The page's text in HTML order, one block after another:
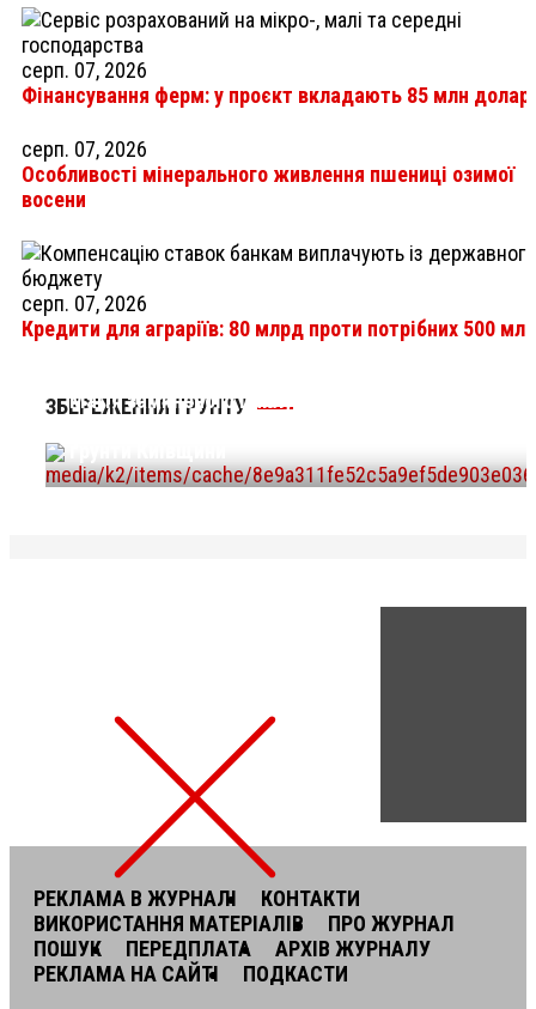
серп. 07, 2026
Фінансування ферм: у проєкт вкладають 85 млн
серп. 07, 2026
Особливості мінерального живлення пшениці озимої
восени
серп. 07, 2026
Кредити для аграріїв: 80 млрд проти потрібних 500
ЗБЕРЕЖЕННЯ ГРУНТУ
Магія замкненого циклу: як синергія
РЕКЛАМА В ЖУРНАЛІ
КОНТАКТИ
ВИКОРИСТАННЯ МАТЕРІАЛІВ
ПРО ЖУРНАЛ
ПОШУК
ПЕРЕДПЛАТА
АРХІВ ЖУРНАЛУ
РЕКЛАМА НА САЙТІ
ПОДКАСТИ